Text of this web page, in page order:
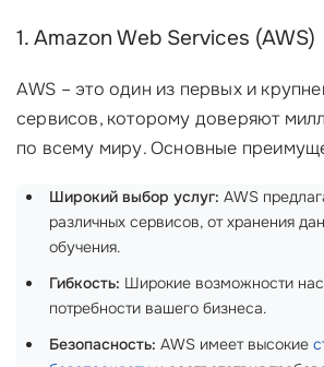
1. Amazon Web Services (AWS)
AWS – это один из первых и
сервисов, которому доверяют
по всему миру. Основные
Широкий выбор услуг: AWS
различных сервисов, от хранения
обучения.
Гибкость: Широкие возможности
потребности вашего бизнеса.
Безопасность: AWS имеет высокие